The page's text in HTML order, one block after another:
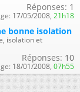
Réponses: 1
17/05/2008, 21h18
bonne isolation
isolation et
Réponses: 10
18/01/2008, 07h55